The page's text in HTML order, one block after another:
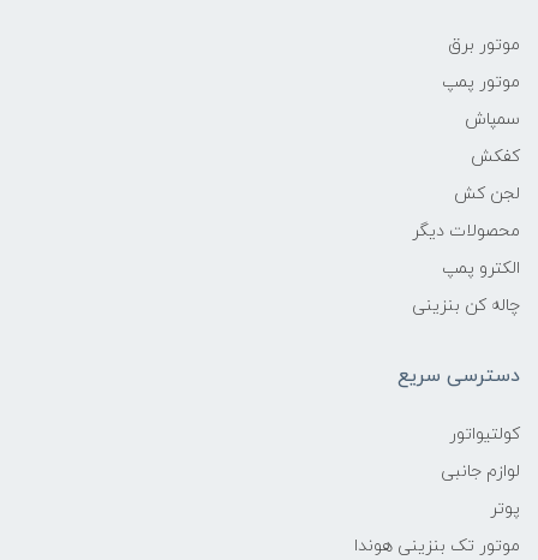
موتور برق
موتور پمپ
سمپاش
کفکش
لجن کش
محصولات دیگر
الکترو پمپ
چاله کن بنزینی
دسترسی سریع
کولتیواتور
لوازم جانبی
پوتر
موتور تک بنزینی هوندا